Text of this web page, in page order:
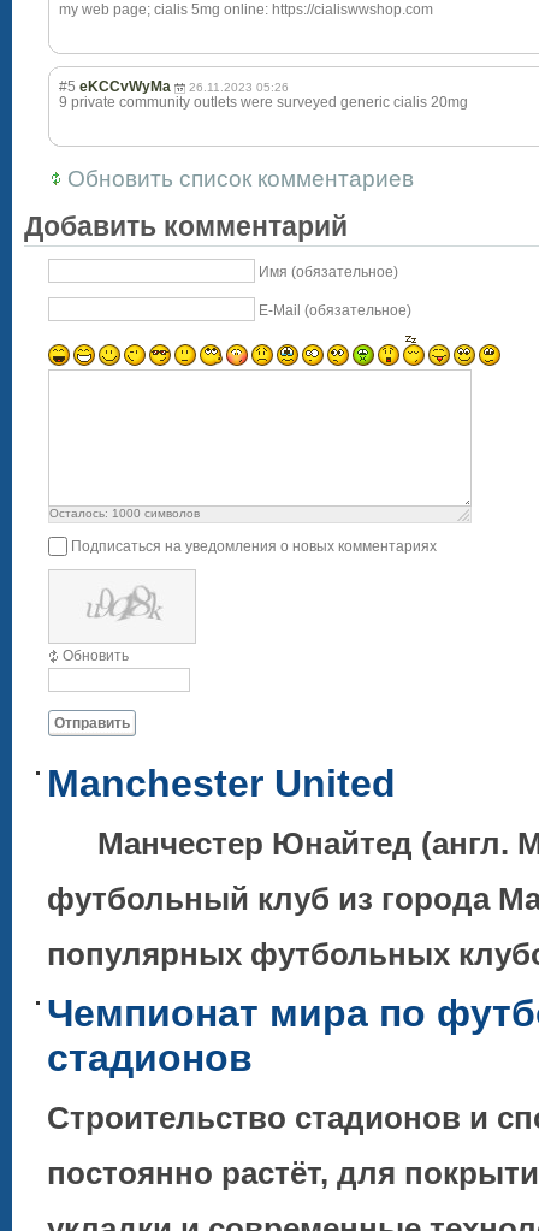
my web page; cialis 5mg online: https://cialiswwshop.com
#5 eKCCvWyMa 26.11.2023 05:26
9 private community outlets were surveyed generic cialis 20mg
Обновить список комментариев
Добавить комментарий
Имя (обязательное)
E-Mail (обязательное)
Осталось: 1000 символов
Подписаться на уведомления о новых комментариях
Обновить
Отправить
Manchester United
Манчестер Юнайтед (англ.
футбольный клуб из города
популярных футбольных
Чемпионат мира по
стадионов
Строительство стадионов и
постоянно растёт, для